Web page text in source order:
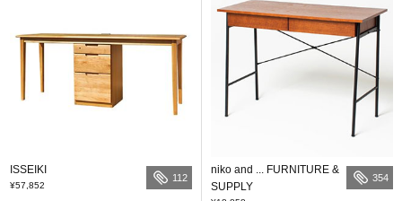
ISSEIKI
¥57,852
112
niko and ... FURNITURE &
SUPPLY
354